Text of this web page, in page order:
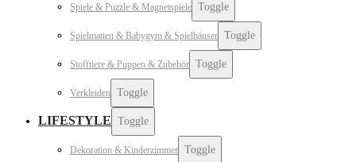
Spiele & Puzzle & Magnetspiele Toggle
Spielmatten & Babygym & Spielhäuser Toggle
Stofftiere & Puppen & Zubehör Toggle
Verkleiden Toggle
LIFESTYLE Toggle
Dekoration & Kinderzimmer Toggle